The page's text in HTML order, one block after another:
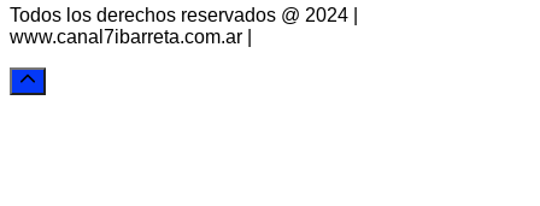
Todos los derechos reservados @ 2024 |
www.canal7ibarreta.com.ar |